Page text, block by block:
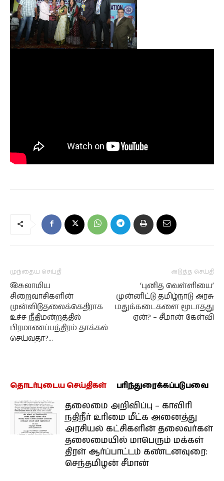
முந்தைய செய்தி
இசுலாமிய
சிறைவாசிகளின்
முன்விடுதலைக்கெதிராக
உச்ச நீதிமன்றத்தில்
பிரமாணப்பத்திரம் தாக்கல்
செய்வதா?…
அடுத்த செய்தி
‘புனித வெள்ளியை’
முன்னிட்டு தமிழ்நாடு அரசு
மதுக்கடைகளை மூடாதது
ஏன்? – சீமான் கேள்வி
தொடர்புடைய செய்திகள் பரிந்துரைக்கப்படுபவை
தலைமை அறிவிப்பு – காவிரி
நதிநீர் உரிமை மீட்க அனைத்து
அரசியல் கட்சிகளின் தலைவர்கள்
தலைமையில் மாபெரும் மக்கள்
திரள் ஆர்ப்பாட்டம் கண்டனவுரை:
செந்தமிழன் சீமான்